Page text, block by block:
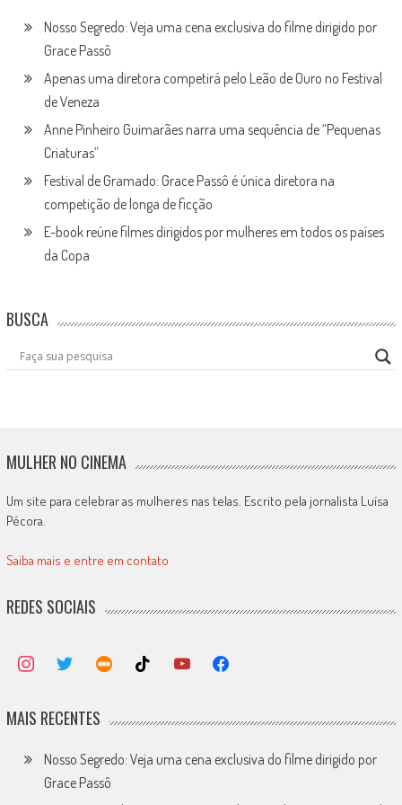
Nosso Segredo: Veja uma cena exclusiva do filme dirigido por
Grace Passô
Apenas uma diretora competirá pelo Leão de Ouro no Festival
de Veneza
Anne Pinheiro Guimarães narra uma sequência de “Pequenas
Criaturas”
Festival de Gramado: Grace Passô é única diretora na
competição de longa de ficção
E-book reúne filmes dirigidos por mulheres em todos os países
da Copa
BUSCA
MULHER NO CINEMA
Um site para celebrar as mulheres nas telas. Escrito pela jornalista Luísa
Pécora.
Saiba mais e entre em contato
REDES SOCIAIS
MAIS RECENTES
Nosso Segredo: Veja uma cena exclusiva do filme dirigido por
Grace Passô